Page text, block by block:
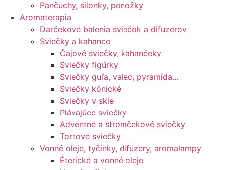
Pančuchy, silonky, ponožky
Aromaterapia
Darčekové balenia sviečok a difuzerov
Sviečky a kahance
Čajové sviečky, kahančeky
Sviečky figúrky
Sviečky guľa, valec, pyramída…
Sviečky kónické
Sviečky v skle
Plávajúce sviečky
Adventné a stromčekové sviečky
Tortové sviečky
Vonné oleje, tyčinky, difúzery, aromalampy
Éterické a vonné oleje